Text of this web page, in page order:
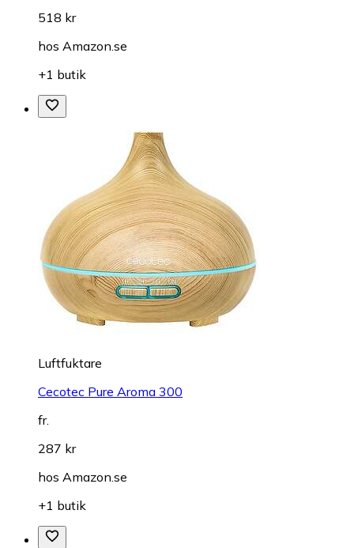
518 kr
hos Amazon.se
+1 butik
Luftfuktare
Cecotec Pure Aroma 300
fr.
287 kr
hos Amazon.se
+1 butik